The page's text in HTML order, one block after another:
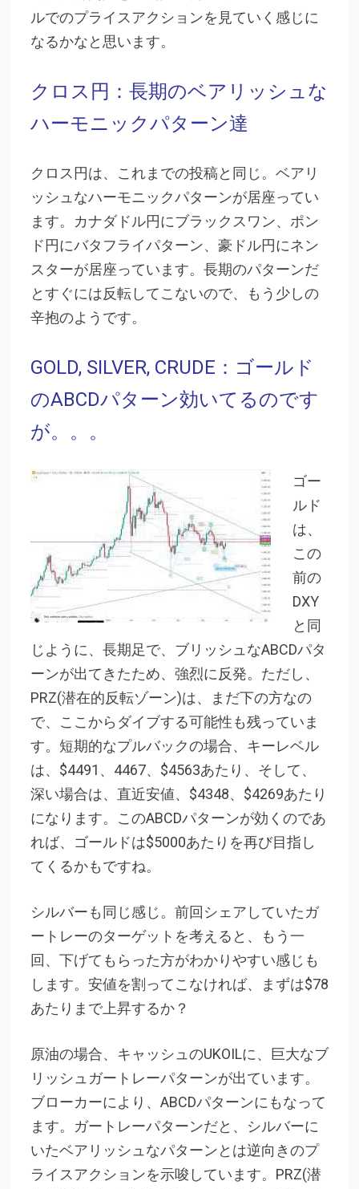
ルでのプライスアクションを見ていく感じに
なるかなと思います。
クロス円：長期のベアリッシュな
ハーモニックパターン達
クロス円は、これまでの投稿と同じ。ベアリ
ッシュなハーモニックパターンが居座ってい
ます。カナダドル円にブラックスワン、ポン
ド円にバタフライパターン、豪ドル円にネン
スターが居座っています。長期のパターンだ
とすぐには反転してこないので、もう少しの
辛抱のようです。
GOLD, SILVER, CRUDE：ゴールド
のABCDパターン効いてるのです
が。。。
ゴー
ルド
は、
この
前の
DXY
と同
じように、長期足で、ブリッシュなABCDパタ
ーンが出てきたため、強烈に反発。ただし、
PRZ(潜在的反転ゾーン)は、まだ下の方なの
で、ここからダイブする可能性も残っていま
す。短期的なプルバックの場合、キーレベル
は、$4491、4467、$4563あたり、そして、
深い場合は、直近安値、$4348、$4269あたり
になります。このABCDパターンが効くのであ
れば、ゴールドは$5000あたりを再び目指し
てくるかもですね。
シルバーも同じ感じ。前回シェアしていたガ
ートレーのターゲットを考えると、もう一
回、下げてもらった方がわかりやすい感じも
します。安値を割ってこなければ、まずは$78
あたりまで上昇するか？
原油の場合、キャッシュのUKOILに、巨大なブ
リッシュガートレーパターンが出ています。
ブローカーにより、ABCDパターンにもなって
ます。ガートレーパターンだと、シルバーに
いたベアリッシュなパターンとは逆向きのプ
ライスアクションを示唆しています。PRZ(潜